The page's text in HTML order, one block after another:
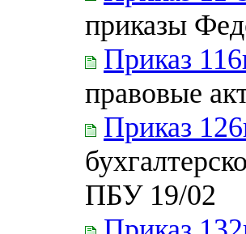
приказы
Приказ
правовые
Приказ
ПБУ 19/02